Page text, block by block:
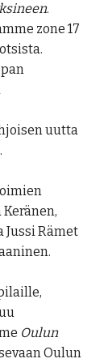
.
zone 17
uutta
Rämet
Oulun
Oulun